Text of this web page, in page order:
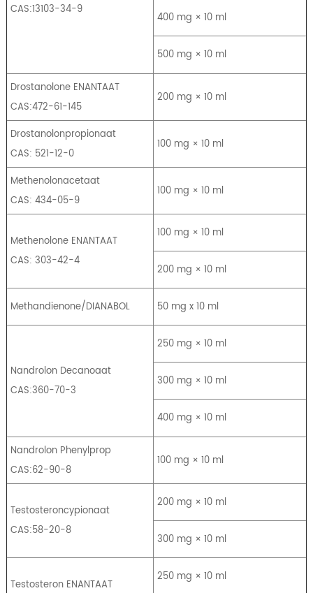
CAS:13103-34-9
400 mg × 10 ml
500 mg × 10 ml
Drostanolone ENANTAAT
CAS:472-61-145
200 mg × 10 ml
Drostanolonpropionaat
CAS: 521-12-0
100 mg × 10 ml
Methenolonacetaat
CAS: 434-05-9
100 mg × 10 ml
Methenolone ENANTAAT
CAS: 303-42-4
100 mg × 10 ml
200 mg × 10 ml
Methandienone/DIANABOL 50 mg x 10 ml
Nandrolon Decanoaat
CAS:360-70-3
250 mg × 10 ml
300 mg × 10 ml
400 mg × 10 ml
Nandrolon Phenylprop
CAS:62-90-8
100 mg × 10 ml
Testosteroncypionaat
CAS:58-20-8
200 mg × 10 ml
300 mg × 10 ml
Testosteron ENANTAAT
250 mg × 10 ml